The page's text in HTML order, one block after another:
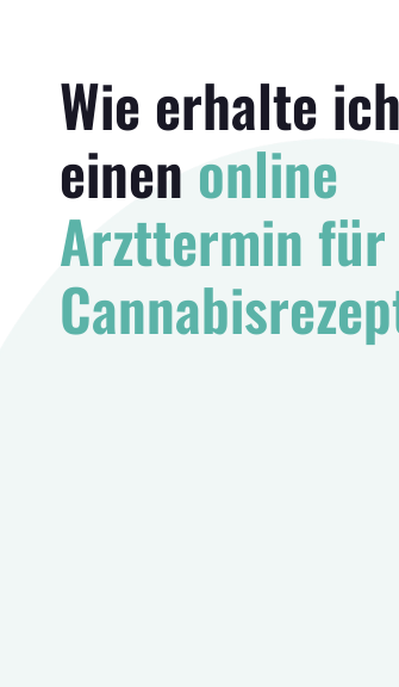
Wie erhalte ich
einen online
Arzttermin für